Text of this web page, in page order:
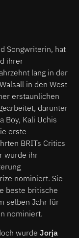
Songwriterin, hat
ihrer
lang in der
in den West
erstaunlichen
darunter
Boy, Kali Uchis
erste
BRITs Critics
wurde ihr
nominiert. Sie
beste britische
selben Jahr für
nominiert.
wurde Jorja